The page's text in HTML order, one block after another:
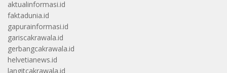
aktualinformasi.id
faktadunia.id
gapurainformasi.id
gariscakrawala.id
gerbangcakrawala.id
helvetianews.id
langitcakrawala.id